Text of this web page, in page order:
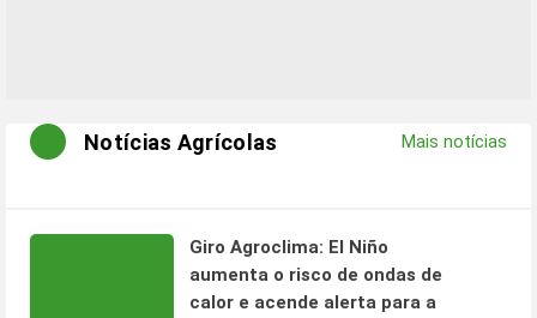
Notícias Agrícolas Mais notícias
Giro Agroclima: El Niño
aumenta o risco de ondas de
calor e acende alerta para a